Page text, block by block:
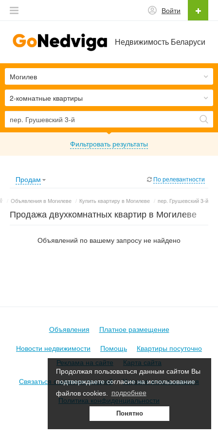
Продолжая пользоваться данным сайтом Вы
подтверждаете согласие на использование
файлов cookies.
подробнее
Понятно
Недвижимость Беларуси
Войти
2-комнатные квартиры
Могилев
Фильтровать результаты
Продам По релевантности
Объявления в Могилеве / Купить квартиру в Могилеве / пер. Грушевский 3-й
Продажа двухкомнатных квартир в Могилеве
Объявлений по вашему запросу не найдено
Объявления
Платное размещение
Новости недвижимости
Помощь
Квартиры посуточно
Реклама на сайте
Карта сайта
Связаться с администрацией
Условия использования
Политика конфиденциальности